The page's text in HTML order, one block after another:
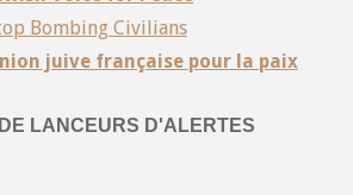
Bombing Civilians
juive française pour la paix
LANCEURS D'ALERTES